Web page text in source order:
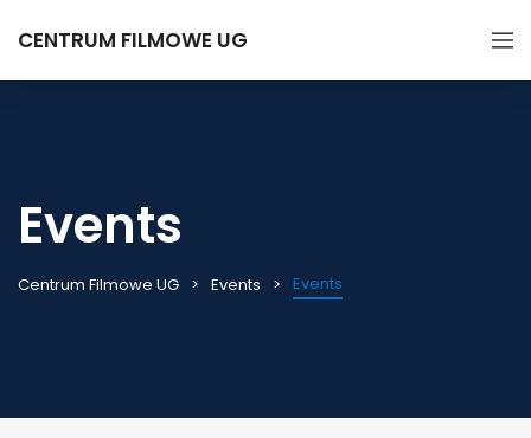
CENTRUM FILMOWE UG
Events
Centrum Filmowe UG Events Events